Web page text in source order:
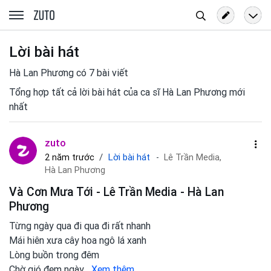
zuto.vn
kiếm
Lời bài hát
Hà Lan Phương có 7 bài viết
Tổng hợp tất cả lời bài hát của ca sĩ Hà Lan Phương mới
nhất
zuto
2 năm trước Lời bài hát
Lê Trần Media,
Hà Lan Phương
Và Cơn Mưa Tới - Lê Trần Media - Hà Lan
Phương
Từng ngày qua đi qua đi rất nhanh
Mái hiên xưa cây hoa ngô lá xanh
Lòng buồn trong đêm